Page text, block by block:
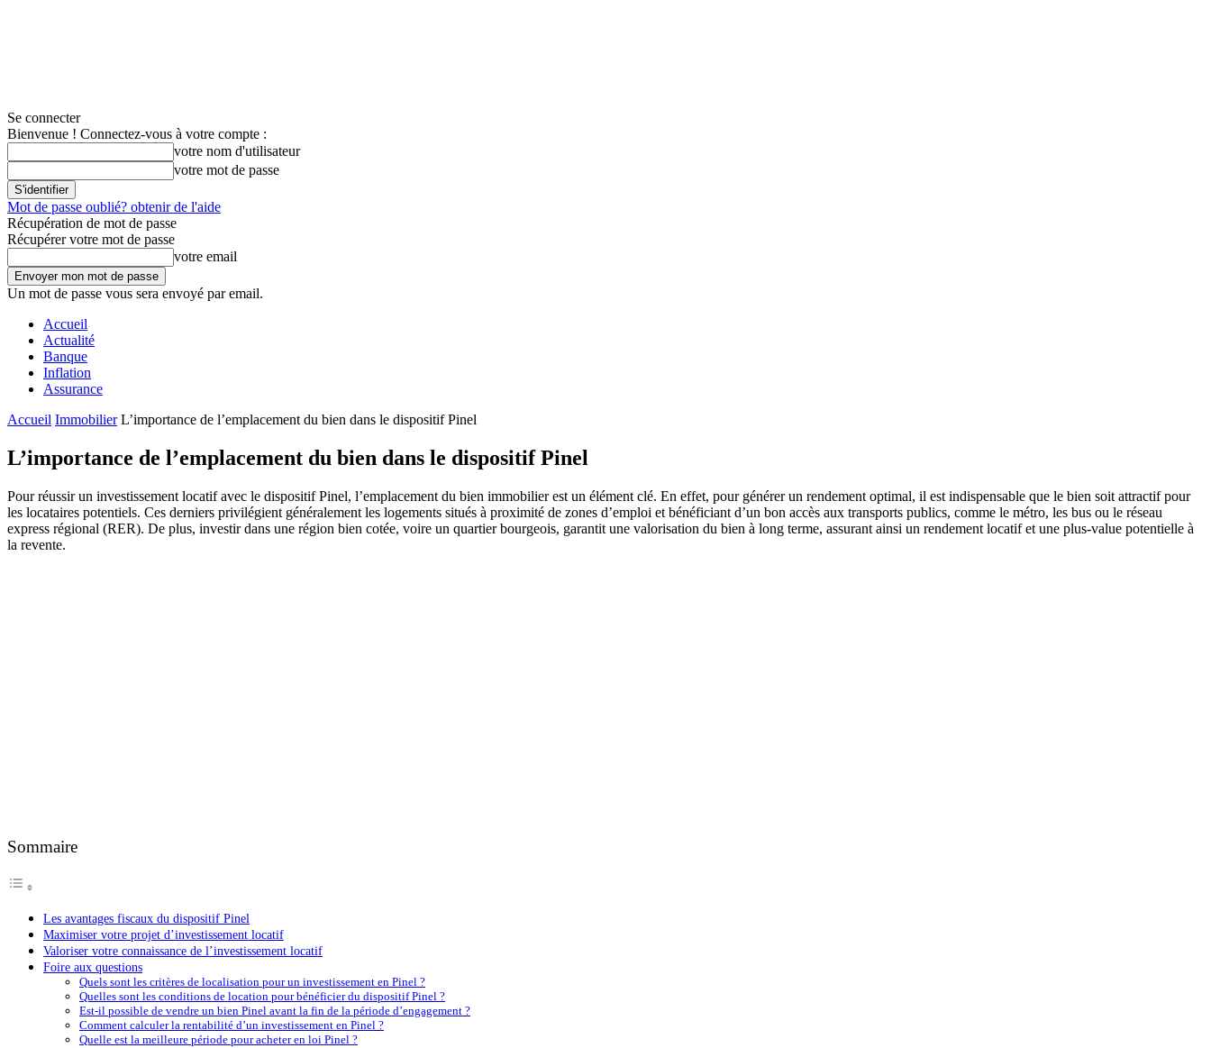
Se connecter
Bienvenue ! Connectez-vous à votre compte :
votre nom d'utilisateur
votre mot de passe
Mot de passe oublié? obtenir de l'aide
Récupération de mot de passe
Récupérer votre mot de passe
votre email
Un mot de passe vous sera envoyé par email.
Accueil
Actualité
Banque
Inflation
Assurance
Accueil Immobilier L’importance de l’emplacement du bien dans le dispositif Pinel
L’importance de l’emplacement du bien dans le dispositif Pinel
Pour réussir un investissement locatif avec le dispositif Pinel, l’emplacement du bien immobilier est un élément clé. En effet, pour générer un rendement optimal, il est indispensable que le bien soit attractif pour
les locataires potentiels. Ces derniers privilégient généralement les logements situés à proximité de zones d’emploi et bénéficiant d’un bon accès aux transports publics, comme le métro, les bus ou le réseau
express régional (RER). De plus, investir dans une région bien cotée, voire un quartier bourgeois, garantit une valorisation du bien à long terme, assurant ainsi un rendement locatif et une plus-value potentielle à
la revente.
Sommaire
Les avantages fiscaux du dispositif Pinel
Maximiser votre projet d’investissement locatif
Valoriser votre connaissance de l’investissement locatif
Foire aux questions
Quels sont les critères de localisation pour un investissement en Pinel ?
Quelles sont les conditions de location pour bénéficier du dispositif Pinel ?
Est-il possible de vendre un bien Pinel avant la fin de la période d’engagement ?
Comment calculer la rentabilité d’un investissement en Pinel ?
Quelle est la meilleure période pour acheter en loi Pinel ?